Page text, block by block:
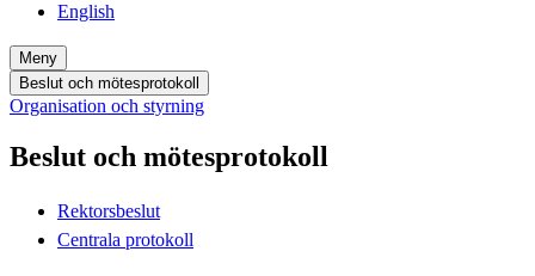
English
Meny
Beslut och mötesprotokoll
Organisation och styrning
Beslut och mötesprotokoll
Rektorsbeslut
Centrala protokoll